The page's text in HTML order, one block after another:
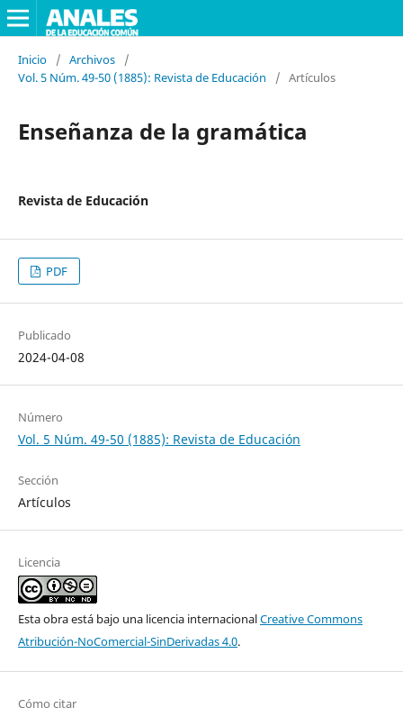
Inicio / Archivos
/
Vol. 5 Núm. 49-50 (1885): Revista de Educación
/ Artículos
Enseñanza de la gramática
Revista de Educación
PDF
Publicado
2024-04-08
Número
Vol. 5 Núm. 49-50 (1885): Revista de Educación
Sección
Artículos
Licencia
Esta obra está bajo una licencia internacionalCreative Commons
Atribución-NoComercial-SinDerivadas 4.0.
Cómo citar